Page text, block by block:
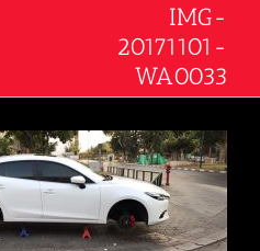
IMG-
20171101-
WA0033